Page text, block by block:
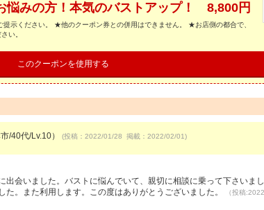
悩みの方！本気のバストアップ！ 8,800円
示ください。 ★他のクーポン券との併用はできません。 ★お店側の都合で、
い。
このクーポンを使用する
/40代/Lv.10） (投稿：2022/01/28 掲載：2022/02/01)
出会いました。バストに悩んでいて、親切に相談に乗って下さいま
。また利用します。この度はありがとうございました。
（投稿